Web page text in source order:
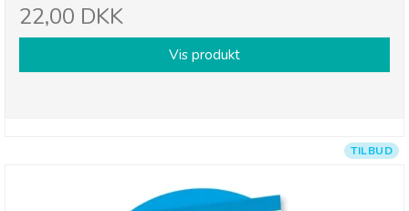
22,00 DKK
Vis produkt
TILBUD